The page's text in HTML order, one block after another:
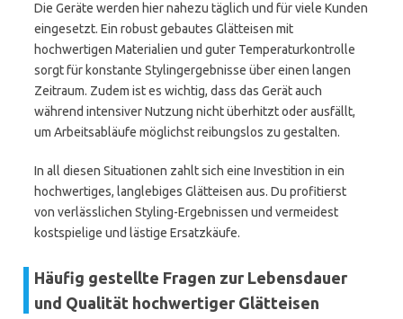
Die Geräte werden hier nahezu täglich und für viele Kunden
eingesetzt. Ein robust gebautes Glätteisen mit
hochwertigen Materialien und guter Temperaturkontrolle
sorgt für konstante Stylingergebnisse über einen langen
Zeitraum. Zudem ist es wichtig, dass das Gerät auch
während intensiver Nutzung nicht überhitzt oder ausfällt,
um Arbeitsabläufe möglichst reibungslos zu gestalten.
In all diesen Situationen zahlt sich eine Investition in ein
hochwertiges, langlebiges Glätteisen aus. Du profitierst
von verlässlichen Styling-Ergebnissen und vermeidest
kostspielige und lästige Ersatzkäufe.
Häufig gestellte Fragen zur Lebensdauer
und Qualität hochwertiger Glätteisen